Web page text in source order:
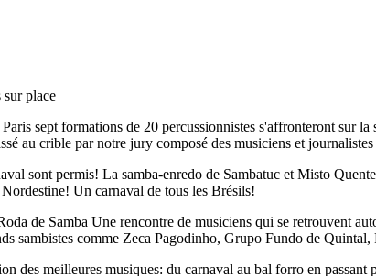
sur place
sept formations de 20 percussionnistes s'affronteront sur
au crible par notre jury composé des musiciens et
sont permis! La samba-enredo de Sambatuc et Misto
Un carnaval de tous les Brésils!
de Samba Une rencontre de musiciens qui se retrouvent
sambistes comme Zeca Pagodinho, Grupo Fundo de
des meilleures musiques: du carnaval au bal forro en passant